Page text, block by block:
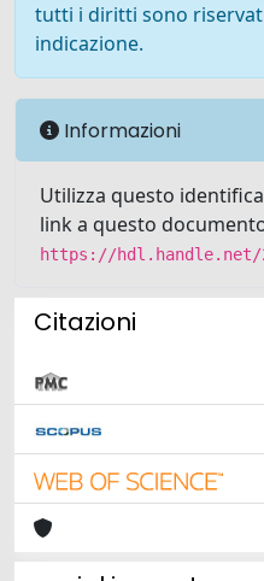
tutti i diritti sono
indicazione.
Informazioni
Utilizza questo
link a questo
https://hdl.handle.net/
Citazioni